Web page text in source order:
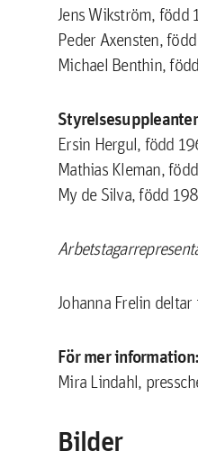
Jens Wikström, född
Peder Axensten,
Michael Benthin,
Ersin Hergul, född
Mathias Kleman,
My de Silva, född
Johanna Frelin
För mer information:
Mira Lindahl,
Bilder